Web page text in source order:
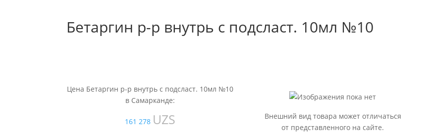
Бетаргин р-р внутрь с подсласт. 10мл №10
Цена Бетаргин р-р внутрь с подсласт. 10мл №10
в Самарканде:
161 278 UZS
Внешний вид товара может отличаться
от представленного на сайте.